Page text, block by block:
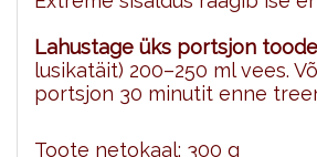
Lahustage üks portsjon
lusikatäit) 200–250 ml vees.
portsjon 30 minutit enne
Toote netokaal: 300 g